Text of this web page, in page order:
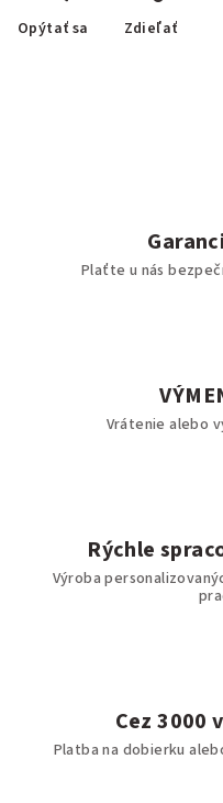
Opýtať sa Zdieľať
Plaťte u nás
Vrátenie alebo
Rýchle
Výroba
Cez 3000
Platba na dobierku